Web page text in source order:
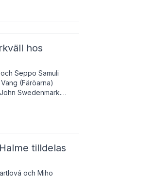
hos
Seppo Samuli
(Färöarna)
Swedenmark.
svenska och talar
tilldelas
och Miho